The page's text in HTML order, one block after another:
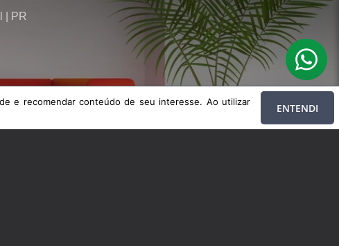
PR
e recomendar conteúdo de seu interesse. Ao utilizar
ENTENDI